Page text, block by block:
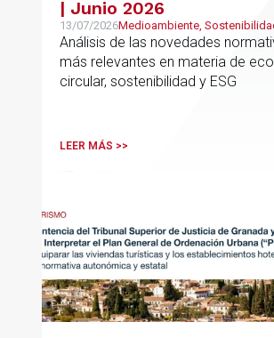
| Junio 2026
13/07/2026Medioambiente,
Análisis de las novedades
más relevantes en materia de
circular, sostenibilidad y ESG
LEER MÁS >>